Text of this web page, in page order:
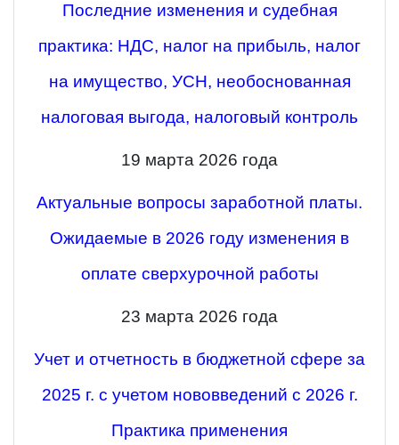
Последние изменения и судебная
практика: НДС, налог на прибыль, налог
на имущество, УСН, необоснованная
налоговая выгода, налоговый контроль
19 марта 2026 года
Актуальные вопросы заработной платы.
Ожидаемые в 2026 году изменения в
оплате сверхурочной работы
23 марта 2026 года
Учет и отчетность в бюджетной сфере за
2025 г. с учетом нововведений с 2026 г.
Практика применения